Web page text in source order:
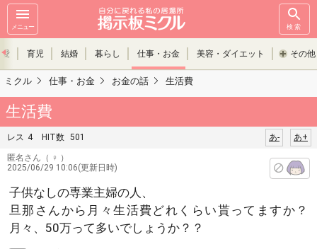
メニュー 検索
育児 結婚 暮らし 仕事・お金 美容・ダイエット その他
ミクル 仕事・お金 お金の話 生活費
生活費
レス 4 HIT数 501 あ+
あ-
匿名さん （ ♀ ）
2025/06/29 10:06(更新日時)
子供なしの専業主婦の人、
旦那さんから月々生活費どれくらい貰ってますか？
月々、50万って多いでしょうか？？